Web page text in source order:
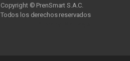
Copyright © PrenSmart S.A.C.
Todos los derechos reservados